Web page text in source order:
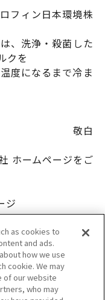
ィン日本環境株
、洗浄・殺菌した
クを
になるまで冷ま
敬白
ホームページをご
ジ
as cookies to
and ads.
how we use
cookie. We may
of our website
who may